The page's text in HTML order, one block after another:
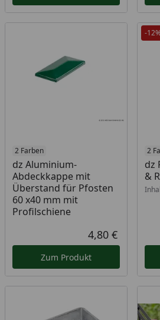
2 Farben
dz Aluminium-
Abdeckkappe mit
Überstand für Pfosten
60 x40 mm mit
Profilschiene
Aktueller
4,80 €
Zum Produkt
-
2
dz
&